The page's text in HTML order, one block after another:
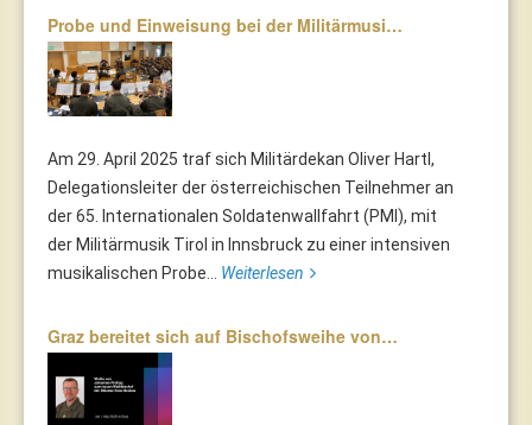
Probe und Einweisung bei der Militärmusi…
Am 29. April 2025 traf sich Militärdekan Oliver Hartl,
Delegationsleiter der österreichischen Teilnehmer an
der 65. Internationalen Soldatenwallfahrt (PMI), mit
der Militärmusik Tirol in Innsbruck zu einer intensiven
musikalischen Probe... Weiterlesen
Graz bereitet sich auf Bischofsweihe von…